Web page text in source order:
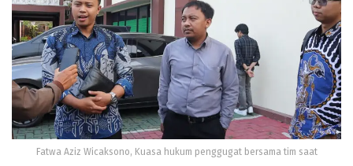
Fatwa Aziz Wicaksono, Kuasa hukum penggugat bersama tim saat